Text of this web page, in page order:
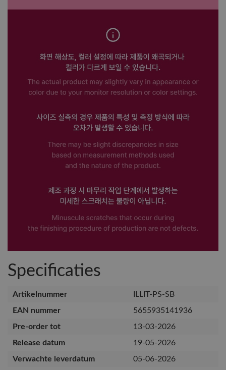
Specificaties
Artikelnummer
ILLIT-PS-SB
EAN nummer
5655935141936
Pre-order tot
13-03-2026
Release datum
19-05-2026
Verwachte leverdatum
05-06-2026